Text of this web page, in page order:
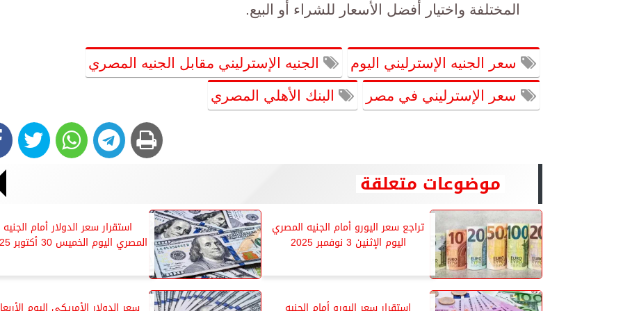
المختلفة واختيار أفضل الأسعار للشراء أو البيع.
سعر الجنيه الإسترليني اليوم الجنيه الإسترليني مقابل الجنيه المصري
سعر الإسترليني في مصر البنك الأهلي المصري
موضوعات متعلقة
تراجع سعر اليورو أمام الجنيه المصري
اليوم الإثنين 3 نوفمبر 2025
استقرار سعر الدولار أمام الجنيه
المصري اليوم الخميس 30 أكتوبر 2025
استقرار سعر اليورو أمام الجنيه سعر الدولار الأمريكي اليوم